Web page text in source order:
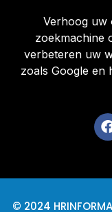
Verhoog uw
zoekmachine
verbeteren uw
zoals Google en
© 2024